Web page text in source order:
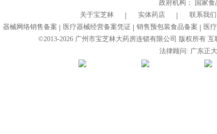
政府机构：
国家
关于宝芝林
实体药店
联系我们
器械网络销售备案
医疗器械经营备案凭证 销售预包装食品备案
医
©2013-2026广州市宝芝林大药房连锁有限公司 版权所有
法律顾问: 广东正